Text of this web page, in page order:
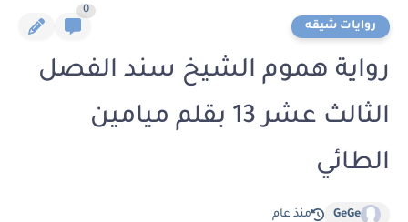
روايات شيقه
0
رواية هموم الشيخ سند الفصل
الثالث عشر 13 بقلم ميامين
الطائي
GeGe منذ عام